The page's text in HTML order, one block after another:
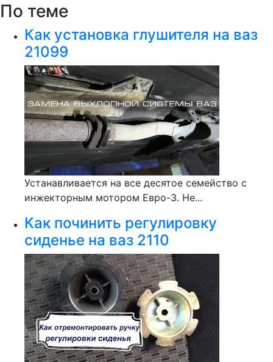
По теме
Как установка глушителя на ваз
21099
Устанавливается на все десятое семейство с
инжекторным мотором Евро-3. Не...
Как починить регулировку
сиденье на ваз 2110